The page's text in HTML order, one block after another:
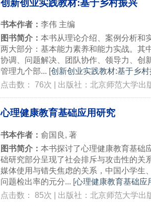
创新创业实践教材:基于乡村振兴
书本作者： 李伟 主编
图书简介： 本书从理论介绍、案例分析和
两大部分：基本能力素养和能力实战。其
协调、问题解决、团队协作、领导力、创
管理九个部... [创新创业实践教材:基于乡
点击数： 76次 | 出版社：北京师范大学出
心理健康教育基础应用研究
书本作者： 俞国良, 著
图书简介： 本书探讨了心理健康教育基础
础研究部分呈现了社会排斥与攻击性的关
媒体使用与错失焦虑的关系，中国小学生
问题检出率的元分... [心理健康教育基础应
点击数： 85次 | 出版社：北京师范大学出